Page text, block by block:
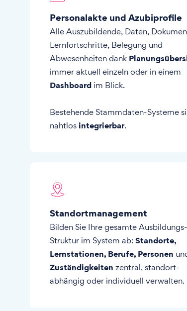
Personalakte und Azubiprofile
Alle Auszubildende, Daten,
Lernfortschritte, Belegung und
Abwesenheiten dank
immer aktuell einzeln oder in einem
Dashboard im Blick.
Bestehende Stammdaten-Systeme
nahtlosintegrierbar.
Standortmanagement
Bilden Sie Ihre gesamte Ausbildungs-
Struktur im System ab:Standorte,
Lernstationen, Berufe, Personen
Zuständigkeiten zentral, standort-
abhängig oder individuell verwalten.